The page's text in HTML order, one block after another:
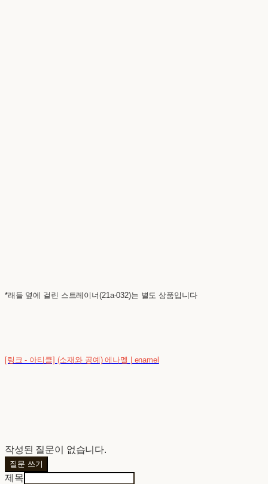
*래들 옆에 걸린 스트레이너(21a-032)는 별도 상품입니다
[링크 - 아티클] (소재와 공예) 에나멜 | enamel
작성된 질문이 없습니다.
질문 쓰기
제목